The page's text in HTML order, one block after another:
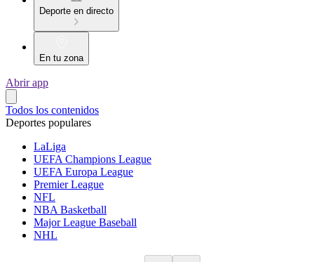
Deporte en directo
En tu zona
Abrir app
Todos los contenidos
Deportes populares
LaLiga
UEFA Champions League
UEFA Europa League
Premier League
NFL
NBA Basketball
Major League Baseball
NHL